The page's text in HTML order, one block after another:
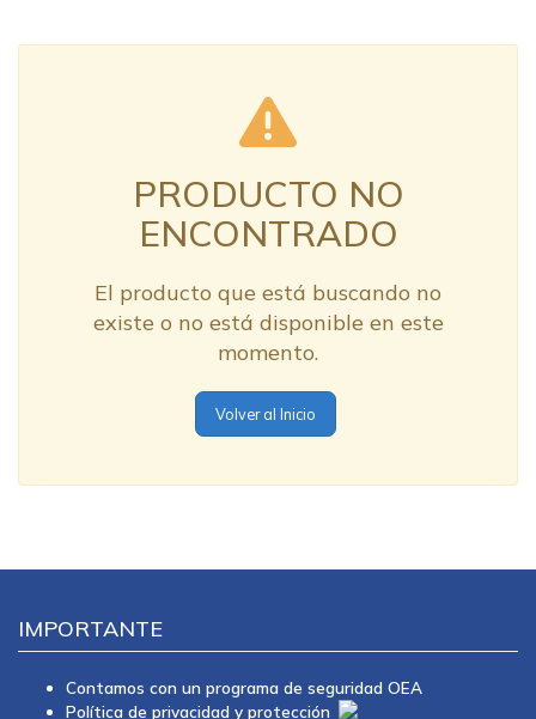
PRODUCTO NO
ENCONTRADO
El producto que está buscando no
existe o no está disponible en este
momento.
Volver al Inicio
IMPORTANTE
Contamos con un programa de seguridad OEA
Política de privacidad y protección